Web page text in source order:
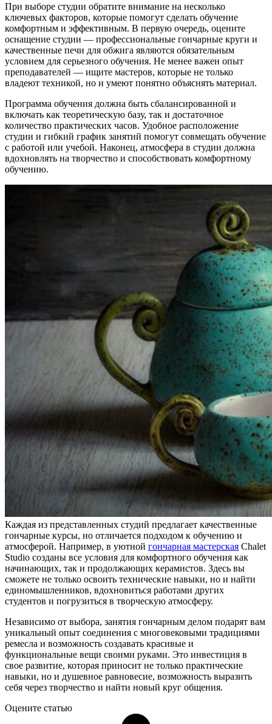
При выборе студии обратите внимание на несколько
ключевых факторов, которые помогут сделать обучение
комфортным и эффективным. В первую очередь, оцените
оснащение студии — профессиональные гончарные круги и
качественные печи для обжига являются обязательным
условием для серьезного обучения. Не менее важен опыт
преподавателей — ищите мастеров, которые не только
владеют техникой, но и умеют понятно объяснять материал.
Программа обучения должна быть сбалансированной и
включать как теоретическую базу, так и достаточное
количество практических часов. Удобное расположение
студии и гибкий график занятий помогут совмещать обучение
с работой или учебой. Наконец, атмосфера в студии должна
вдохновлять на творчество и способствовать комфортному
обучению.
Каждая из представленных студий предлагает качественные
гончарные курсы, но отличается подходом к обучению и
атмосферой. Например, в уютной гончарная мастерская Chalet
Studio созданы все условия для комфортного обучения как
начинающих, так и продолжающих керамистов. Здесь вы
сможете не только освоить технические навыки, но и найти
единомышленников, вдохновиться работами других
студентов и погрузиться в творческую атмосферу.
Независимо от выбора, занятия гончарным делом подарят вам
уникальный опыт соединения с многовековыми традициями
ремесла и возможность создавать красивые и
функциональные вещи своими руками. Это инвестиция в
свое развитие, которая приносит не только практические
навыки, но и душевное равновесие, возможность выразить
себя через творчество и найти новый круг общения.
Оцените статью